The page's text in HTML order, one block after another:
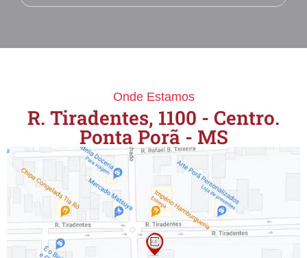
Onde Estamos
R. Tiradentes, 1100 - Centro.
Ponta Porã - MS